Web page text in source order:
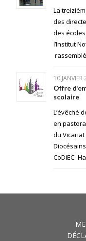
La
des
des
l’Institut
10 JANVIER
Offre
scolaire
L’évêché
en
du Vicariat
CoDiEC-